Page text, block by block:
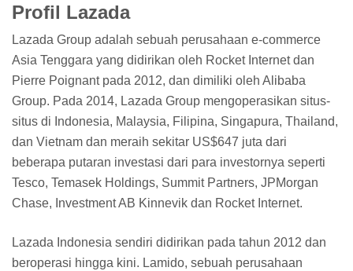
Profil Lazada
Lazada Group adalah sebuah perusahaan e-commerce
Asia Tenggara yang didirikan oleh Rocket Internet dan
Pierre Poignant pada 2012, dan dimiliki oleh Alibaba
Group. Pada 2014, Lazada Group mengoperasikan situs-
situs di Indonesia, Malaysia, Filipina, Singapura, Thailand,
dan Vietnam dan meraih sekitar US$647 juta dari
beberapa putaran investasi dari para investornya seperti
Tesco, Temasek Holdings, Summit Partners, JPMorgan
Chase, Investment AB Kinnevik dan Rocket Internet.
Lazada Indonesia sendiri didirikan pada tahun 2012 dan
beroperasi hingga kini. Lamido, sebuah perusahaan